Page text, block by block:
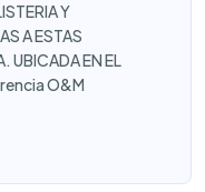
Y
A ESTAS
UBICADA EN EL
O&M